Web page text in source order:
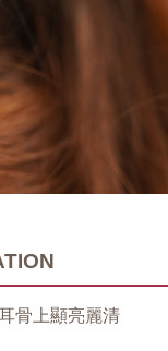
骨上顯亮麗清